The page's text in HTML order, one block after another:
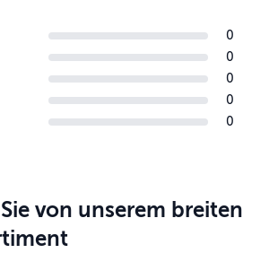
0
0
0
0
0
von unserem breiten